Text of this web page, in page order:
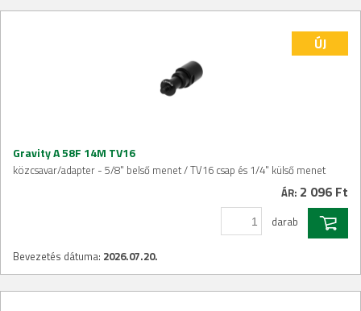
ÚJ
Gravity A 58F 14M TV16
közcsavar/adapter - 5/8" belső menet / TV16 csap és 1/4" külső menet
ÁR: 2 096 Ft
darab
Bevezetés dátuma: 2026.07.20.